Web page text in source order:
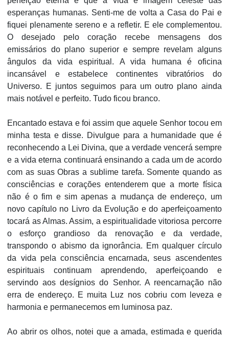
esperanças humanas. Senti-me de volta a Casa do Pai e
fiquei plenamente sereno e a refletir. E ele complementou.
O desejado pelo coração recebe mensagens dos
emissários do plano superior e sempre revelam alguns
ângulos da vida espiritual. A vida humana é oficina
incansável e estabelece continentes vibratórios do
Universo. E juntos seguimos para um outro plano ainda
mais notável e perfeito. Tudo ficou branco.
Encantado estava e foi assim que aquele Senhor tocou em
minha testa e disse. Divulgue para a humanidade que é
reconhecendo a Lei Divina, que a verdade vencerá sempre
e a vida eterna continuará ensinando a cada um de acordo
com as suas Obras a sublime tarefa. Somente quando as
consciências e corações entenderem que a morte física
não é o fim e sim apenas a mudança de endereço, um
novo capítulo no Livro da Evolução e do aperfeiçoamento
tocará as Almas. Assim, a espiritualidade vitoriosa percorre
o esforço grandioso da renovação e da verdade,
transpondo o abismo da ignorância. Em qualquer círculo
da vida pela consciência encarnada, seus ascendentes
espirituais continuam aprendendo, aperfeiçoando e
servindo aos desígnios do Senhor. A reencarnação não
erra de endereço. E muita Luz nos cobriu com leveza e
harmonia e permanecemos em luminosa paz.
Ao abrir os olhos, notei que a amada, estimada e querida